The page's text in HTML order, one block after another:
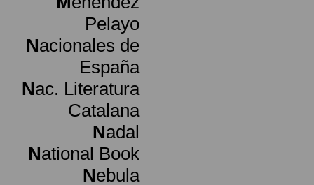
Pelayo
Nacionales de
España
Nac. Literatura
Catalana
Nadal
National Book
Nebula